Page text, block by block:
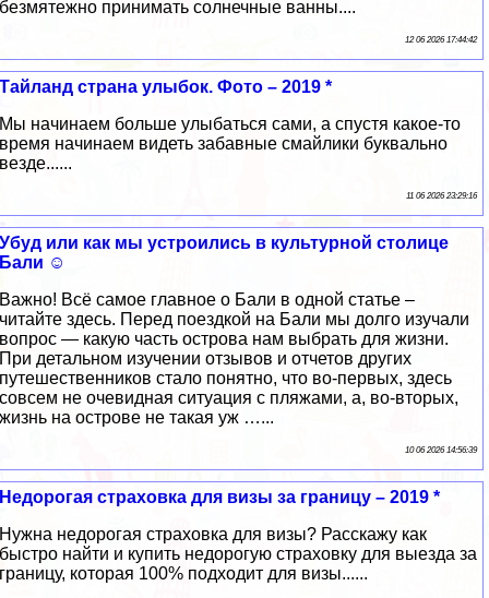
безмятежно принимать солнечные ванны....
12 06 2026 17:44:42
Тайланд страна улыбок. Фото – 2019 *
Мы начинаем больше улыбаться сами, а спустя какое-то
время начинаем видеть забавные смайлики буквально
везде......
11 06 2026 23:29:16
Убуд или как мы устроились в культурной столице
Бали ☺
Важно! Всё самое главное о Бали в одной статье –
читайте здесь. Перед поездкой на Бали мы долго изучали
вопрос — какую часть острова нам выбрать для жизни.
При детальном изучении отзывов и отчетов других
путешественников стало понятно, что во-первых, здесь
совсем не очевидная ситуация с пляжами, а, во-вторых,
жизнь на острове не такая уж …...
10 06 2026 14:56:39
Недорогая страховка для визы за границу – 2019 *
Нужна недорогая страховка для визы? Расскажу как
быстро найти и купить недорогую страховку для выезда за
границу, которая 100% подходит для визы......